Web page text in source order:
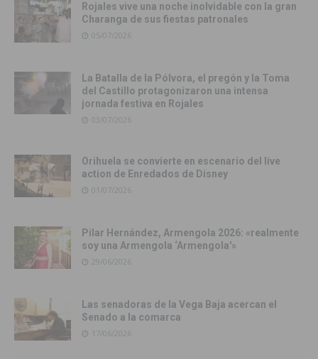
Rojales vive una noche inolvidable con la gran
Charanga de sus fiestas patronales
05/07/2026
La Batalla de la Pólvora, el pregón y la Toma
del Castillo protagonizaron una intensa
jornada festiva en Rojales
03/07/2026
Orihuela se convierte en escenario del live
action de Enredados de Disney
01/07/2026
Pilar Hernández, Armengola 2026: «realmente
soy una Armengola ‘Armengola'»
29/06/2026
Las senadoras de la Vega Baja acercan el
Senado a la comarca
17/06/2026